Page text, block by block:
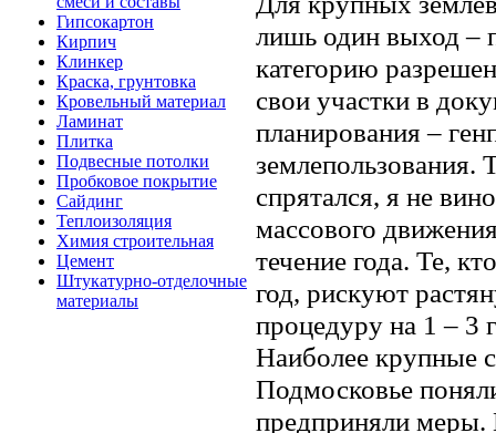
Гипсокартон
Кирпич
Клинкер
Краска, грунтовка
Кровельный материал
Ламинат
Плитка
Подвесные потолки
Пробковое покрытие
Сайдинг
Теплоизоляция
Химия строительная
Цемент
Штукатурно-отделочные
материалы
лишь один выход –
категорию
свои участки в
планирования –
землепользования.
спрятался, я не
массового
течение года. Те,
год, рискуют
процедуру на 1 – 3
Наиболее крупные
Подмосковье
предприняли меры.